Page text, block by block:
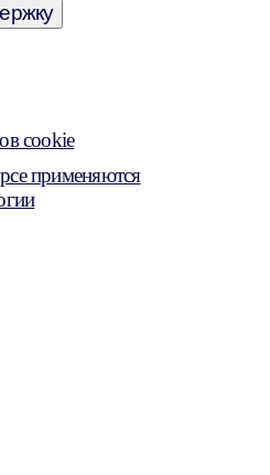
cookie
применяются